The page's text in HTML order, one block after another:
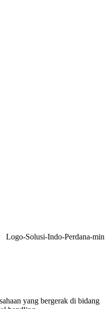
yang bergerak di bidang